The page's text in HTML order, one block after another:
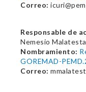
Correo:
Responsable de
Nemesio
Nombramiento:
GOREMAD-
Correo: